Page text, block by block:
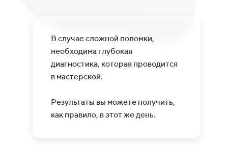
В случае сложной поломки,
необходима глубокая
диагностика, которая проводится
в мастерской.
Результаты вы можете получить,
как правило, в этот же день.